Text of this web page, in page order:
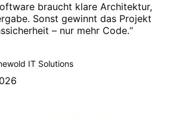
braucht klare Architektur,
Sonst gewinnt das Projekt
– nur mehr Code.“
IT Solutions